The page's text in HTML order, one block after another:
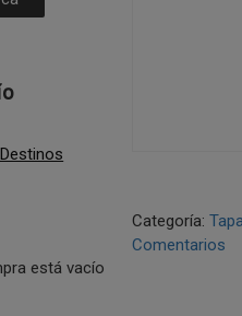
está vacío
Categoría:
Comentarios